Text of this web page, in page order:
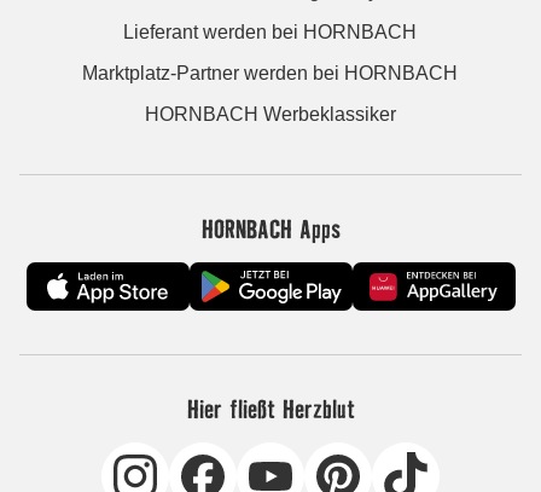
Lieferant werden bei HORNBACH
Marktplatz-Partner werden bei HORNBACH
HORNBACH Werbeklassiker
HORNBACH Apps
Hier fließt Herzblut